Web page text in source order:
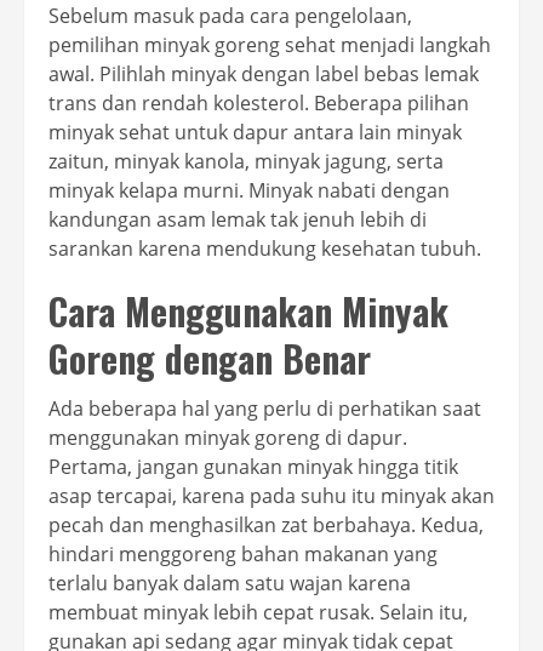
Sebelum masuk pada cara pengelolaan,
pemilihan minyak goreng sehat menjadi langkah
awal. Pilihlah minyak dengan label bebas lemak
trans dan rendah kolesterol. Beberapa pilihan
minyak sehat untuk dapur antara lain minyak
zaitun, minyak kanola, minyak jagung, serta
minyak kelapa murni. Minyak nabati dengan
kandungan asam lemak tak jenuh lebih di
sarankan karena mendukung kesehatan tubuh.
Cara Menggunakan Minyak
Goreng dengan Benar
Ada beberapa hal yang perlu di perhatikan saat
menggunakan minyak goreng di dapur.
Pertama, jangan gunakan minyak hingga titik
asap tercapai, karena pada suhu itu minyak akan
pecah dan menghasilkan zat berbahaya. Kedua,
hindari menggoreng bahan makanan yang
terlalu banyak dalam satu wajan karena
membuat minyak lebih cepat rusak. Selain itu,
gunakan api sedang agar minyak tidak cepat